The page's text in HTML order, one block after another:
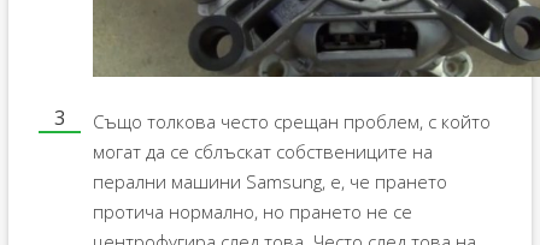
Също толкова често срещан проблем, с който
могат да се сблъскат собствениците на
перални машини Samsung, е, че прането
протича нормално, но прането не се